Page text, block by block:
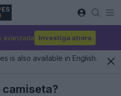
ES
avanzada Investiga ahora
is also available in English.
camiseta?